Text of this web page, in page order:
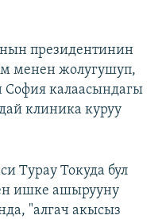
президентинин
менен жолугушуп,
София калаасындагы
клиника куруу
Турау Токуда бул
ишке ашырууну
"алгач акысыз